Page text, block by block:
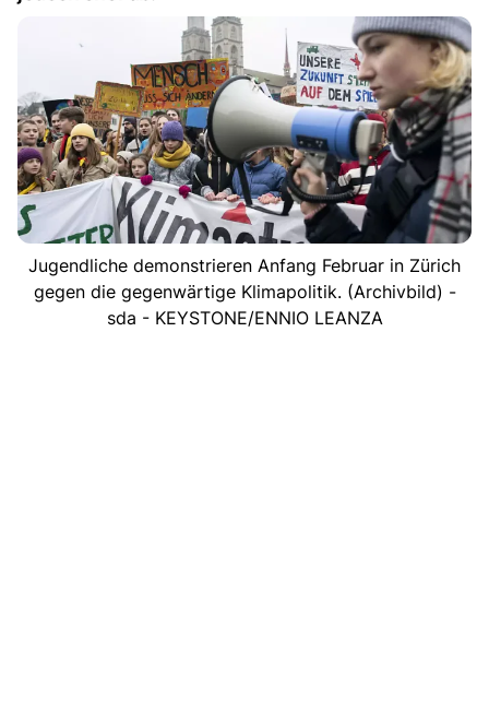
Jugendliche demonstrieren Anfang Februar in Zürich
gegen die gegenwärtige Klimapolitik. (Archivbild) -
sda - KEYSTONE/ENNIO LEANZA